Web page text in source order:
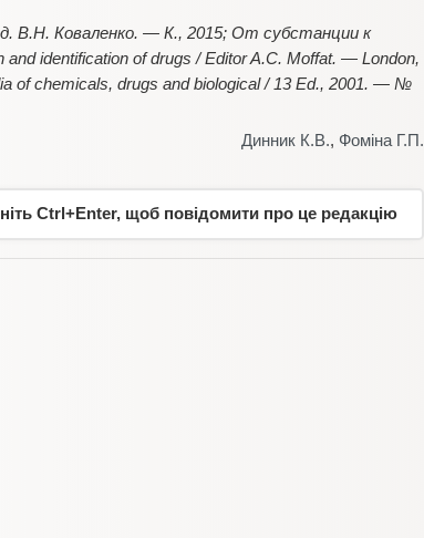
В.Н. Коваленко. — К., 2015; От субстанции к
identification of drugs / Editor A.C. Moffat. — London,
of chemicals, drugs and biological / 13 Ed., 2001. — №
Динник К.В., Фоміна Г.П.
Ctrl+Enter, щоб повідомити про це редакцію